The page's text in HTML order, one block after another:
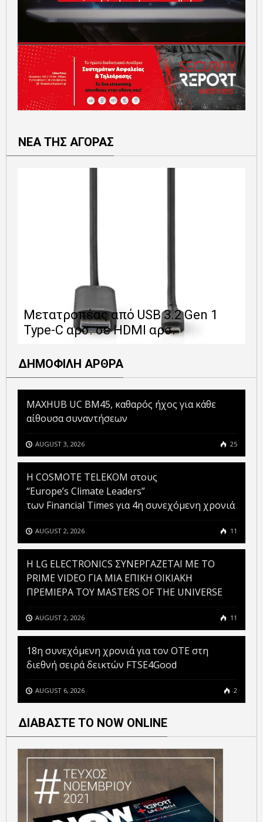
ΝΕΑ ΤΗΣ ΑΓΟΡΑΣ
Μετατροπέας από USB 3.2 Gen 1
Type-C αρσ. σε HDMI αρσ.
ΔΗΜΟΦΙΛΗ ΑΡΘΡΑ
MAXHUB UC BM45, καθαρός ήχος για κάθε
αίθουσα συναντήσεων
AUGUST 3, 2026 25
Η COSMOTE TELEKOM στους
“Europe’s Climate Leaders”
των Financial Times για 4η συνεχόμενη χρονιά
AUGUST 2, 2026 11
H LG ELECTRONICS ΣΥΝΕΡΓΑΖΕΤΑΙ ΜΕ ΤΟ
PRIME VIDEO ΓΙΑ ΜΙΑ ΕΠΙΚΗ ΟΙΚΙΑΚΗ
ΠΡΕΜΙΕΡΑ ΤΟΥ MASTERS OF THE UNIVERSE
AUGUST 2, 2026 11
18η συνεχόμενη χρονιά για τον ΟΤΕ στη
διεθνή σειρά δεικτών FTSE4Good
AUGUST 6, 2026 2
ΔΙΑΒΑΣΤΕ ΤΟ NOW ONLINE